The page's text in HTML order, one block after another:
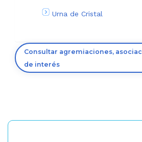
Urna de Cristal
Consultar agremiaciones,
de interés